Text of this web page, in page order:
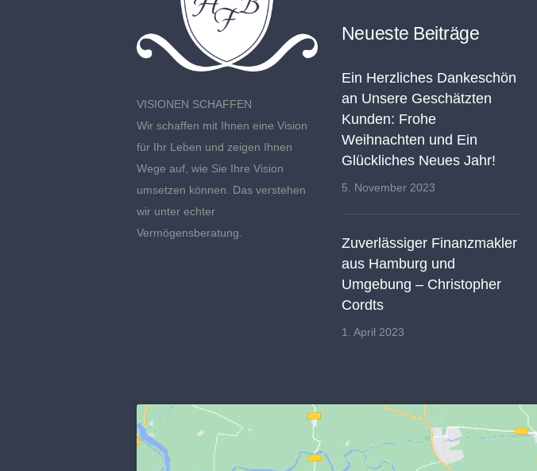
VISIONEN SCHAFFEN
Wir schaffen mit Ihnen eine Vision
für Ihr Leben und zeigen Ihnen
Wege auf, wie Sie Ihre Vision
umsetzen können. Das verstehen
wir unter echter
Vermögensberatung.
Neueste Beiträge
Ein Herzliches Dankeschön
an Unsere Geschätzten
Kunden: Frohe
Weihnachten und Ein
Glückliches Neues Jahr!
5. November 2023
Zuverlässiger Finanzmakler
aus Hamburg und
Umgebung – Christopher
Cordts
1. April 2023